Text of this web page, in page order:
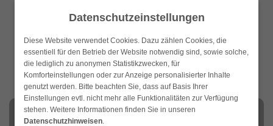
NAVIGATION
Datenschutzeinstellungen
Diese Website verwendet Cookies. Dazu zählen Cookies, die
essentiell für den Betrieb der Website notwendig sind, sowie solche,
die lediglich zu anonymen Statistikzwecken, für
Komforteinstellungen oder zur Anzeige personalisierter Inhalte
genutzt werden. Bitte beachten Sie, dass auf Basis Ihrer
Einstellungen evtl. nicht mehr alle Funktionalitäten zur Verfügung
stehen. Weitere Informationen finden Sie in unseren
Datenschutzhinweisen.